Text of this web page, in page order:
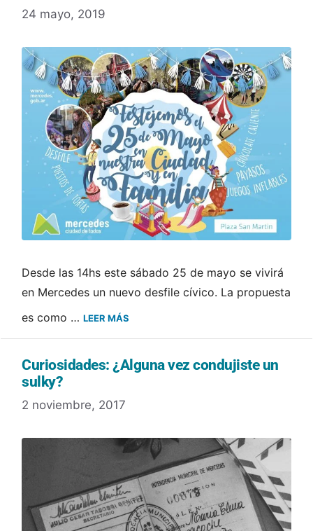
24 mayo, 2019
Desde las 14hs este sábado 25 de mayo se vivirá
en Mercedes un nuevo desfile cívico. La propuesta
es como … LEER MÁS
Curiosidades: ¿Alguna vez condujiste un
sulky?
2 noviembre, 2017